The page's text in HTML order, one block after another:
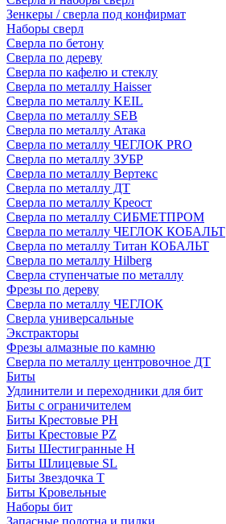
Зенкеры / сверла под конфирмат
Наборы сверл
Сверла по бетону
Сверла по дереву
Сверла по кафелю и стеклу
Сверла по металлу Haisser
Сверла по металлу KEIL
Сверла по металлу SEB
Сверла по металлу Атака
Сверла по металлу ЧЕГЛОК PRO
Сверла по металлу ЗУБР
Сверла по металлу Вертекс
Сверла по металлу ДТ
Сверла по металлу Креост
Сверла по металлу СИБМЕТПРОМ
Сверла по металлу ЧЕГЛОК КОБАЛЬТ
Сверла по металлу Титан КОБАЛЬТ
Сверла по металлу Hilberg
Сверла ступенчатые по металлу
Фрезы по дереву
Сверла по металлу ЧЕГЛОК
Сверла универсальные
Экстракторы
Фрезы алмазные по камню
Сверла по металлу центровочное ДТ
Биты
Удлинители и переходники для бит
Биты с ограничителем
Биты Крестовые PH
Биты Крестовые PZ
Биты Шестигранные H
Биты Шлицевые SL
Биты Звездочка T
Биты Кровельные
Наборы бит
Запасные полотна и пилки